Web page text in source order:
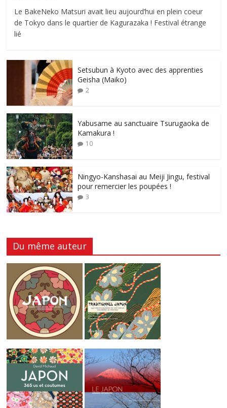
Le BakeNeko Matsuri avait lieu aujourd’hui en plein coeur
de Tokyo dans le quartier de Kagurazaka ! Festival étrange
lié
Setsubun à Kyoto avec des apprenties
Geisha (Maiko)
2
Yabusame au sanctuaire Tsurugaoka de
Kamakura !
10
Ningyo-Kanshasai au Meiji Jingu, festival
pour remercier les poupées !
3
Du même auteur